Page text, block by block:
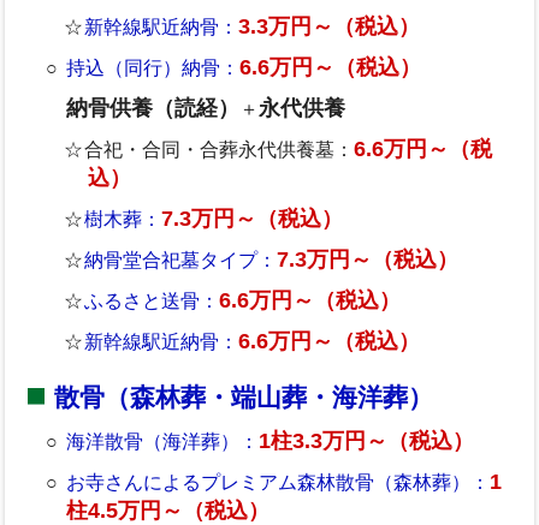
新幹線駅近納骨：3.3万円～（税込）
持込（同行）納骨：6.6万円～（税込）
納骨供養（読経）
＋永代供養
合祀・合同・合葬永代供養墓：6.6万円～（税
込）
樹木葬：7.3万円～（税込）
納骨堂合祀墓タイプ：7.3万円～（税込）
ふるさと送骨：6.6万円～（税込）
新幹線駅近納骨：6.6万円～（税込）
散骨（森林葬・端山葬・海洋葬）
海洋散骨（海洋葬）： 1柱3.3万円～（税込）
お寺さんによるプレミアム森林散骨（森林葬）： 1
柱4.5万円～（税込）